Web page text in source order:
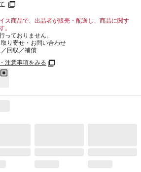
ス商品で、出品者が販売・配送し、商品に関す
。
っておりません。
り寄せ・お問い合わせ
回収／補償
注意事項をみる